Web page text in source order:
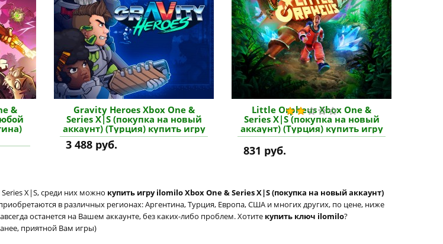
&
Gravity Heroes Xbox One &
Series X|S (покупка на новый
аккаунт) (Турция) купить игру
3 488 руб.
Little Orpheus Xbox One &
Series X|S (покупка на новый
аккаунт) (Турция) купить игру
831 руб.
X|S, среди них можно купить игру ilomilo Xbox One & Series X|S (покупка на новый аккаунт)
в различных регионах: Аргентина, Турция, Европа, США и многих других, по цене, ниже
останется на Вашем аккаунте, без каких-либо проблем. Хотите купить ключ ilomilo?
приятной Вам игры)